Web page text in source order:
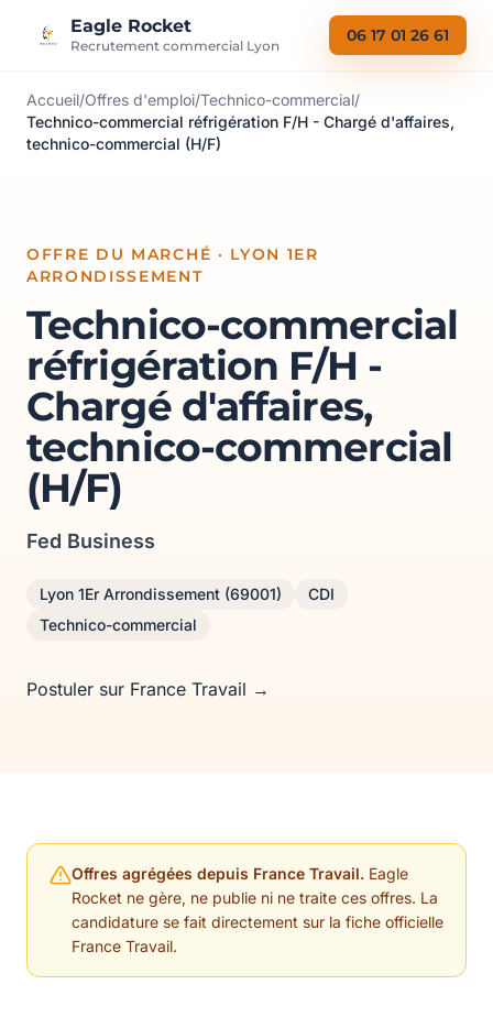
Eagle Rocket
Recrutement commercial Lyon
06 17 01 26 61
Accueil/Offres d'emploi/Technico-commercial/
Technico-commercial réfrigération F/H - Chargé d'affaires,
technico-commercial (H/F)
OFFRE DU MARCHÉ · LYON 1ER
ARRONDISSEMENT
Technico-commercial
réfrigération F/H -
Chargé d'affaires,
technico-commercial
(H/F)
Fed Business
Lyon 1Er Arrondissement (69001)
CDI
Technico-commercial
Postuler sur France Travail →
Offres agrégées depuis France Travail. Eagle
Rocket ne gère, ne publie ni ne traite ces offres. La
candidature se fait directement sur la fiche officielle
France Travail.